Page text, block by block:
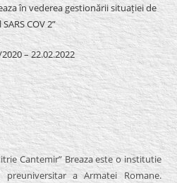
în vederea gestionării situației de
COV 2”
– 22.02.2022
Cantemir” Breaza este o institutie
preuniversitar a Armatei Romane.